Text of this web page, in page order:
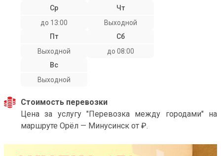
Ср
до 13:00
Чт
Выходной
Пт
Выходной
Сб
до 08:00
Вс
Выходной
Стоимость перевозки
Цена за услугу "Перевозка между городами" на
маршруте Орёл — Минусинск от ₽.